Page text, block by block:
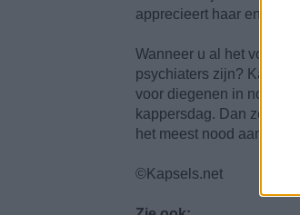
apprecieert haar enorm.
Wanneer u al het vorige
psychiaters zijn?
voor diegenen in nood.
kappersdag. Dan
het meest nood aan
©Kapsels.net